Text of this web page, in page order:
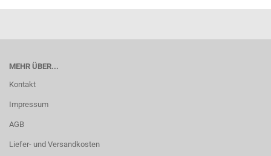
MEHR ÜBER...
Kontakt
Impressum
AGB
Liefer- und Versandkosten